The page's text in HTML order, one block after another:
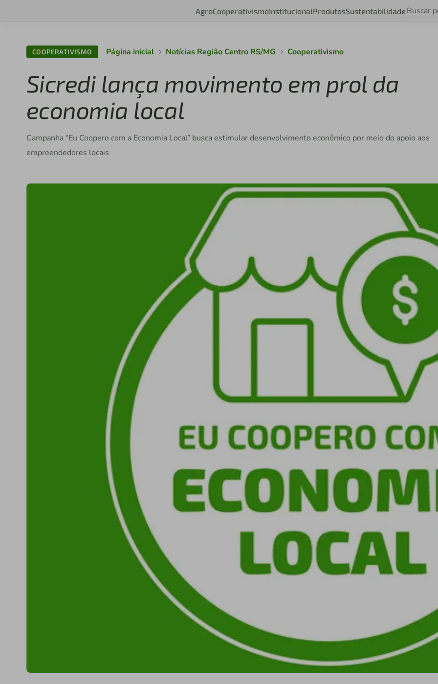
AgroCooperativismoInstitucionalProdutosSustentabilidade
COOPERATIVISMO Página inicial Notícias Região Centro RS/MG Cooperativismo
Sicredi lança movimento em prol da
economia local
Campanha “Eu Coopero com a Economia Local” busca estimular desenvolvimento econômico por meio do apoio aos
empreendedores locais